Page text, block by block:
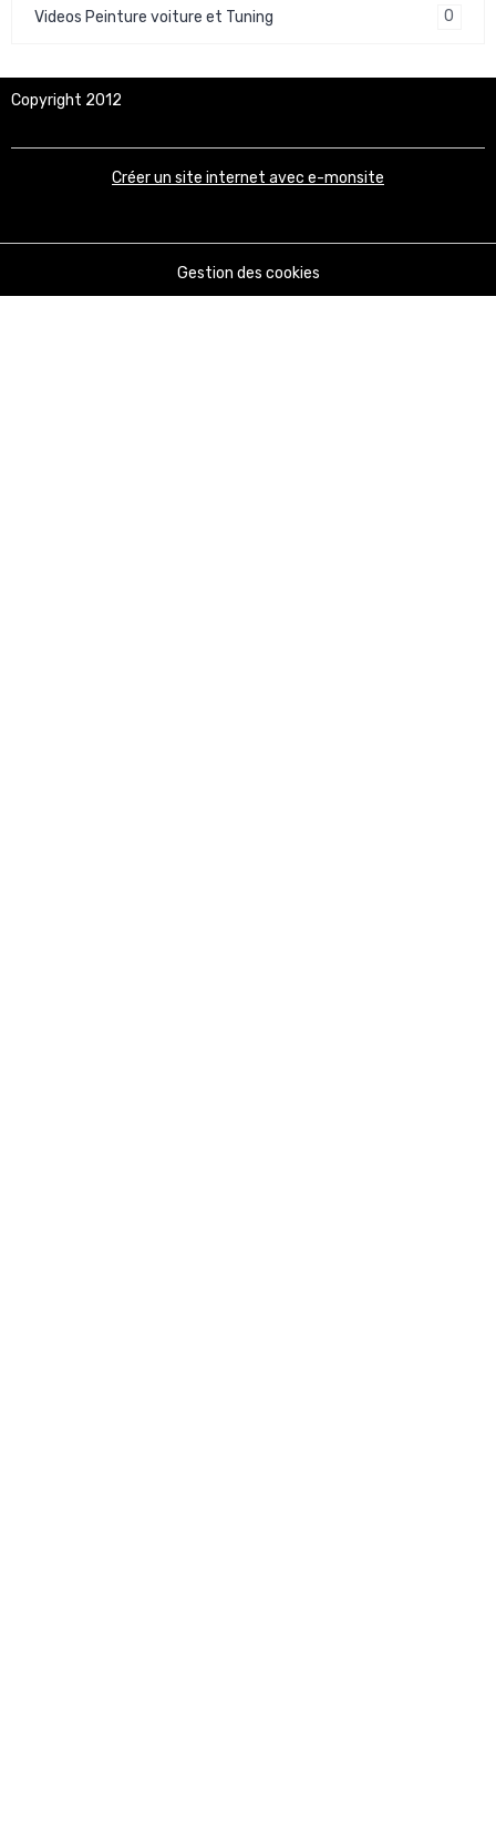
Videos Peinture voiture et Tuning 0
Copyright 2012
Créer un site internet avec e-monsite
Gestion des cookies